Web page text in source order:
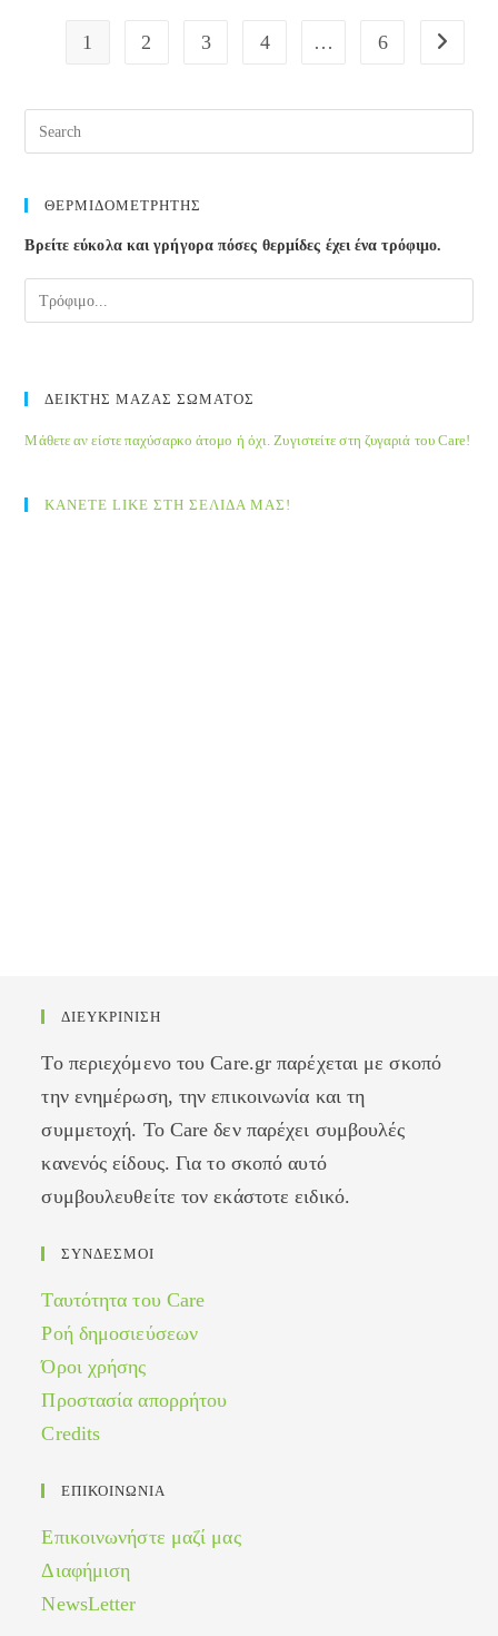
Πύρινος
1 2 3 4 … 6 Go to
ΘΕΡΜΙΔΟΜΕΤΡΗΤΗΣ
Βρείτε εύκολα και γρήγορα πόσες θερμίδες έχει ένα τρόφιμο.
ΔΕΙΚΤΗΣ ΜΑΖΑΣ ΣΩΜΑΤΟΣ
Μάθετε αν είστε παχύσαρκο άτομο ή όχι. Ζυγιστείτε στη ζυγαριά του Care!
ΚΑΝΕΤΕ LIKE ΣΤΗ ΣΕΛΙΔΑ ΜΑΣ!
ΔΙΕΥΚΡΙΝΙΣΗ
Το περιεχόμενο του Care.gr παρέχεται με σκοπό
την ενημέρωση, την επικοινωνία και τη
συμμετοχή. Το Care δεν παρέχει συμβουλές
κανενός είδους. Για το σκοπό αυτό
συμβουλευθείτε τον εκάστοτε ειδικό.
ΣΥΝΔΕΣΜΟΙ
Ταυτότητα του Care
Ροή δημοσιεύσεων
Όροι χρήσης
Προστασία απορρήτου
Credits
ΕΠΙΚΟΙΝΩΝΙΑ
Επικοινωνήστε μαζί μας
Διαφήμιση
NewsLetter